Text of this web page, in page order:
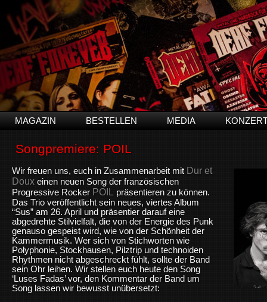
MAGAZIN BESTELLEN MEDIA
Songpremiere: POIL
Wir freuen uns, euch in Zusammenarbeit mit Dur et
Doux einen neuen Song der französischen
Progressive Rocker POIL präsentieren zu können.
Das Trio veröffentlicht sein neues, viertes Album
“Sus” am 26. April und präsentier darauf eine
abgedrehte Stilvielfalt, die von der Energie des Punk
genauso gespeist wird, wie von der Schönheit der
Kammermusik. Wer sich von Stichworten wie
Polyphonie, Stockhausen, Pilztrip und technoiden
Rhythmen nicht abgeschreckt fühlt, sollte der Band
sein Ohr leihen. Wir stellen euch heute den Song
‘Luses Fadas’ vor, den Kommentar der Band um
Song lassen wir bewusst unübersetzt: